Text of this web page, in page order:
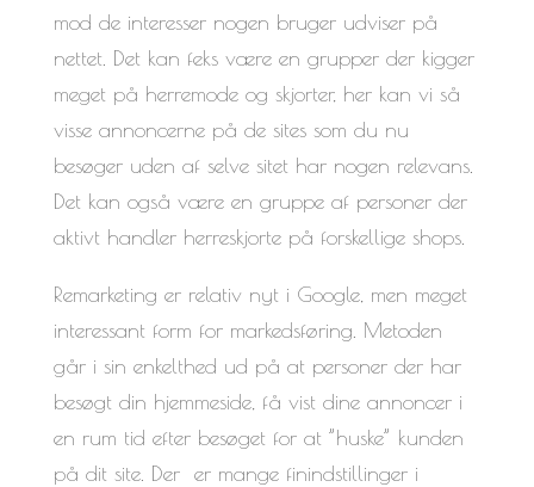
mod de interesser nogen bruger udviser på
nettet. Det kan feks være en grupper der kigger
meget på herremode og skjorter, her kan vi så
visse annoncerne på de sites som du nu
besøger uden af selve sitet har nogen relevans.
Det kan også være en gruppe af personer der
aktivt handler herreskjorte på forskellige shops.
Remarketing er relativ nyt i Google, men meget
interessant form for markedsføring. Metoden
går i sin enkelthed ud på at personer der har
besøgt din hjemmeside, få vist dine annoncer i
en rum tid efter besøget for at ”huske” kunden
på dit site. Der er mange finindstillinger i